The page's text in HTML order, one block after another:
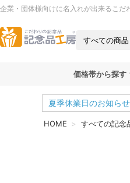
企業・団体様向けに名入れが出来るこだ
価格帯から探す
夏季休業日のお知らせ
HOME すべての記念